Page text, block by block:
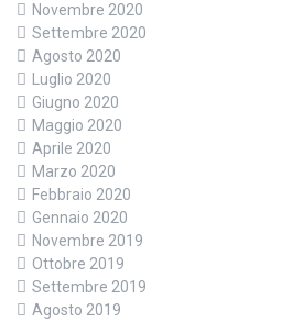
Novembre 2020
Settembre 2020
Agosto 2020
Luglio 2020
Giugno 2020
Maggio 2020
Aprile 2020
Marzo 2020
Febbraio 2020
Gennaio 2020
Novembre 2019
Ottobre 2019
Settembre 2019
Agosto 2019